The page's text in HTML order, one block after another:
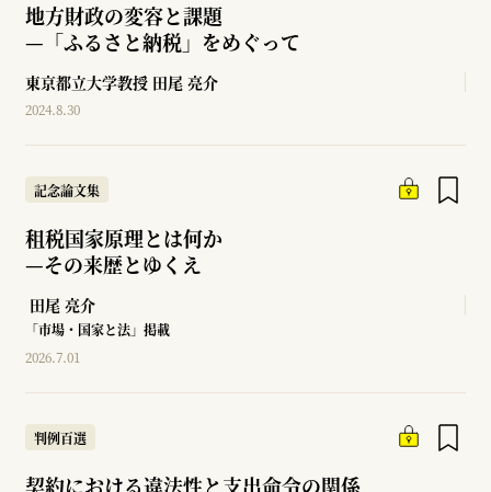
地方財政の変容と課題
— 「ふるさと納税」をめぐって
東京都立大学教授 田尾 亮介
2024.8.30
記念論文集
租税国家原理とは何か
—その来歴とゆくえ
田尾 亮介
「市場・国家と法」掲載
2026.7.01
判例百選
契約における違法性と支出命令の関係